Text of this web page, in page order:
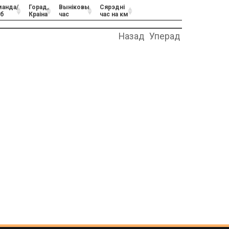
Горад,
Краіна
Выніковы
час
Сярэдні
час на км
Назад Уперад